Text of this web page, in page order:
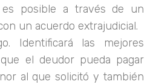
posible a través de un
un acuerdo extrajudicial.
Identificará las mejores
el deudor pueda pagar
al que solicitó y también